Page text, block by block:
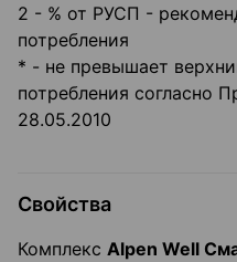
2 - % от РУСП -
потребления
* - не превышает
потребления
28.05.2010
Свойства
Комплекс Alpen Well